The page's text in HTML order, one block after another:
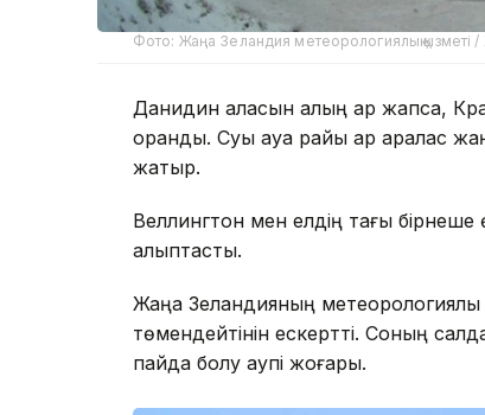
Фото: Жаңа Зеландия метеорологиялық қызметі /
Данидин қаласын қалың қар жапса,
оранды. Суық ауа райы қар аралас
жатыр.
Веллингтон мен елдің тағы
қалыптасты.
Жаңа Зеландияның
төмендейтінін ескертті. Соның
пайда болу қаупі жоғары.